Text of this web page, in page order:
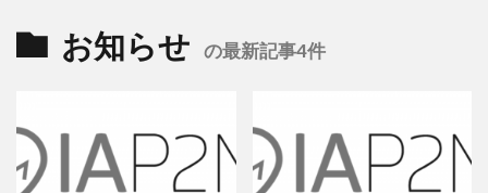
お知らせ の最新記事4件